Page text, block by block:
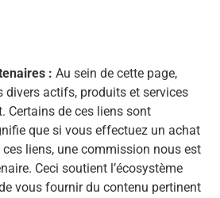
: Au sein de cette page,
divers actifs, produits et services
Certains de ces liens sont
que si vous effectuez un achat
liens, une commission nous est
Ceci soutient l’écosystème
vous fournir du contenu pertinent